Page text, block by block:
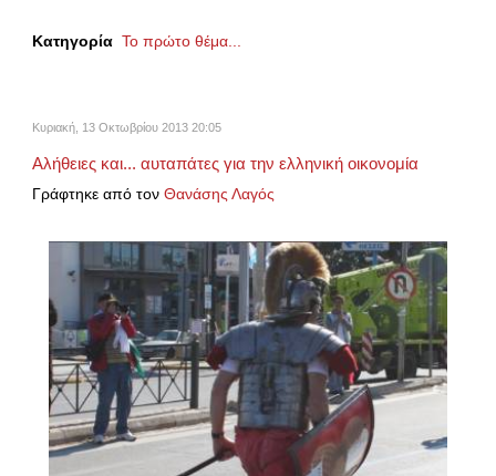
Κατηγορία Το πρώτο θέμα...
Κυριακή, 13 Οκτωβρίου 2013 20:05
Αλήθειες και... αυταπάτες για την ελληνική οικονομία
Γράφτηκε από τον Θανάσης Λαγός